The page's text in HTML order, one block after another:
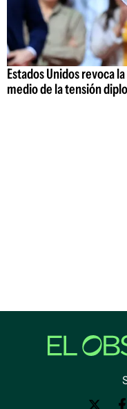
Estados Unidos revoca
medio de la tensión